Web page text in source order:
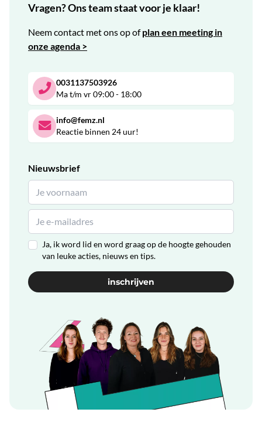
Vragen? Ons team staat voor je klaar!
Neem contact met ons op ofplan een meeting in
onze agenda >
0031137503926
Ma t/m vr 09:00 - 18:00
info@femz.nl
Reactie binnen 24 uur!
Nieuwsbrief
Ja, ik word lid en word graag op de hoogte gehouden
van leuke acties, nieuws en tips.